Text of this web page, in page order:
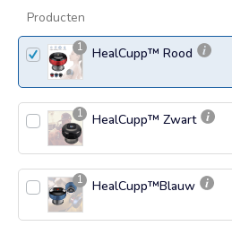
Producten
1 HealCupp™ Rood
1 HealCupp™ Zwart
1 HealCupp™Blauw